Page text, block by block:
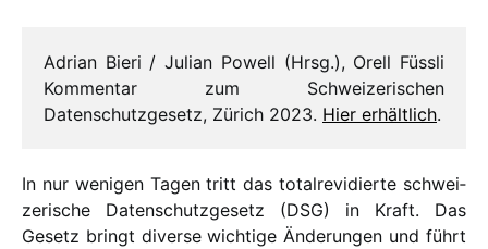
Adrian Bieri /​ Julian Powell (Hrsg.), Orell Füssli
Kommentar zum Schweizerischen
Datenschutzgesetz, Zürich 2023. Hier erhält­lich.
In nur weni­gen Tagen tritt das total­re­vi­dierte schwei­
ze­rische Datenschutzgesetz (DSG) in Kraft. Das
Gesetz bringt diverse wich­tige Änderungen und führt